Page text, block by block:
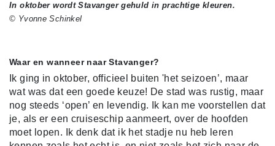
In oktober wordt Stavanger gehuld in prachtige kleuren.
© Yvonne Schinkel
Waar en wanneer naar Stavanger?
Ik ging in oktober, officieel buiten 'het seizoen’, maar
wat was dat een goede keuze! De stad was rustig, maar
nog steeds ‘open’ en levendig. Ik kan me voorstellen dat
je, als er een cruiseschip aanmeert, over de hoofden
moet lopen. Ik denk dat ik het stadje nu heb leren